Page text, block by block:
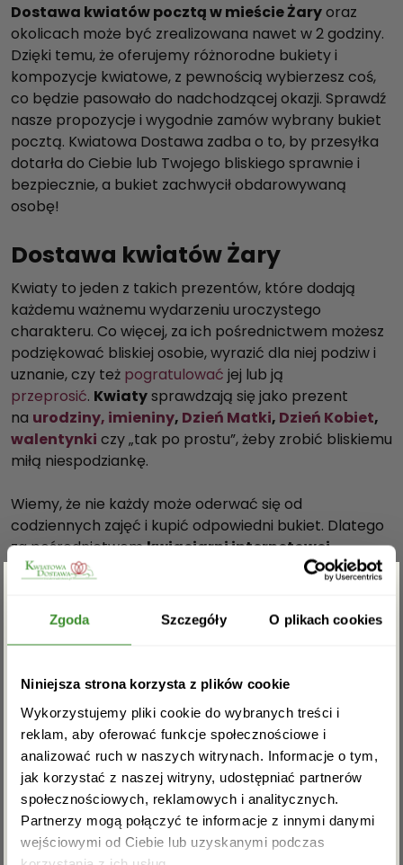
Zgoda Szczegóły O plikach cookies
Niniejsza strona korzysta z plików cookie
Wykorzystujemy pliki cookie do wybranych treści i
reklam, aby oferować funkcje społecznościowe i
analizować ruch w naszych witrynach. Informacje o tym,
jak korzystać z naszej witryny, udostępniać partnerów
społecznościowych, reklamowych i analitycznych.
Partnerzy mogą połączyć te informacje z innymi danymi
wejściowymi od Ciebie lub uzyskanymi podczas
Dostawa kwiatów pocztą w mieście Żaryoraz
okolicach może być zrealizowana nawet w 2 godziny.
Dzięki temu, że oferujemy różnorodne bukiety i
kompozycje kwiatowe, z pewnością wybierzesz coś,
co będzie pasowało do nadchodzącej okazji. Sprawdź
nasze propozycje i wygodnie zamów wybrany bukiet
pocztą. Kwiatowa Dostawa zadba o to, by przesyłka
dotarła do Ciebie lub Twojego bliskiego sprawnie i
bezpiecznie, a bukiet zachwycił obdarowywaną
osobę!
Dostawa kwiatów Żary
Kwiaty to jeden z takich prezentów, które dodają
każdemu ważnemu wydarzeniu uroczystego
charakteru. Co więcej, za ich pośrednictwem możesz
podziękować bliskiej osobie, wyrazić dla niej podziw i
uznanie, czy też pogratulować jej lub ją
przeprosić. Kwiatysprawdzają się jako prezent
na urodziny, imieniny, Dzień Matki, Dzień Kobiet,
walentynki czy „tak po prostu”, żeby zrobić bliskiemu
miłą niespodziankę.
Wiemy, że nie każdy może oderwać się od
codziennych zajęć i kupić odpowiedni bukiet. Dlatego
za pośrednictwemkwiaciarni internetowej
Żarymożesz wybrać i zamówić świeże, pachnące
wskazany adres
Kwiaty z dostawą do Żar to idealne rozwiązanie dla
osób zapracowanych. Dzięki nam możesz szybko i
sprawnie otrzymać bukiet, który wręczysz bliskiej
osobie osobiście, albo zamówić go wprost pod jej
drzwi, sprawiając jejnietuzinkową niespodziankę
Na Twoje specjalne życzenie możemy też zrealizować
błyskawicznądostawę kwiatów, nawet w 2 godziny!
Dodatkowo przy zakupach powyżej 100 złotych
Zgarnij rabat -5%
Zapisz się do newslettera i zgarnij
rabat na pierwsze zakupy!
Akceptuję regulamin i wyrażam zgodę na